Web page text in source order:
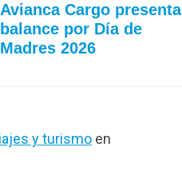
Avianca Cargo presenta
balance por Día de
Madres 2026
y turismo en